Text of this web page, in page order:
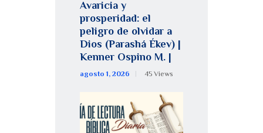
Avaricia y
prosperidad: el
peligro de olvidar a
Dios (Parashá Ékev) |
Kenner Ospino M. |
agosto 1, 2026 45 Views